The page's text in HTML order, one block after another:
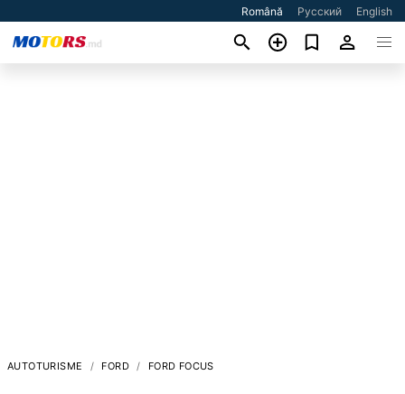
Română Русский English
AUTOTURISME FORD FORD FOCUS